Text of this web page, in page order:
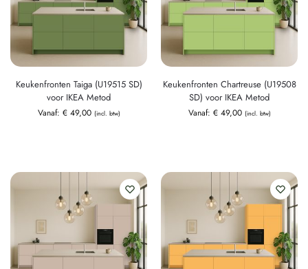
Keukenfronten Taiga (U19515 SD)
voor IKEA Metod
Vanaf: €49,00 (incl. btw)
Keukenfronten Chartreuse (U19508
SD) voor IKEA Metod
Vanaf: €49,00 (incl. btw)